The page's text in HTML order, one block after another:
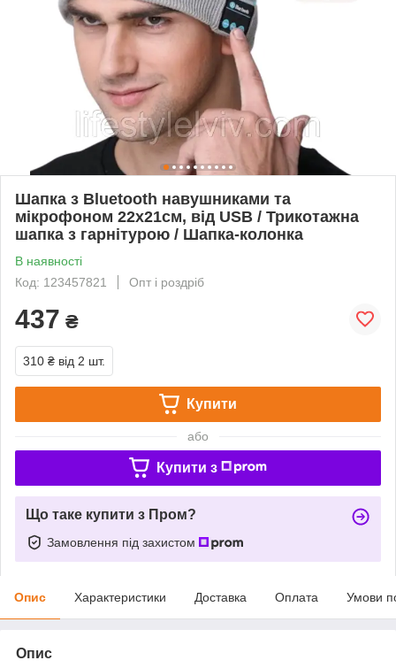
Шапка з Bluetooth навушниками та
мікрофоном 22х21см, від USB / Трикотажна
шапка з гарнітурою / Шапка-колонка
В наявності
Код: 123457821
Опт і роздріб
437 ₴
310 ₴ від 2 шт.
Купити
або
Купити з
Що таке купити з Пром?
Замовлення під захистом
Опис Характеристики Доставка Оплата Умови
Опис